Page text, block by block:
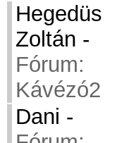
Hegedüs
Zoltán -
Fórum:
Kávézó2
Dani -